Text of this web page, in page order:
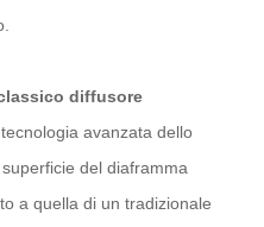
diffusore
avanzata dello
del diaframma
a quella di un tradizionale